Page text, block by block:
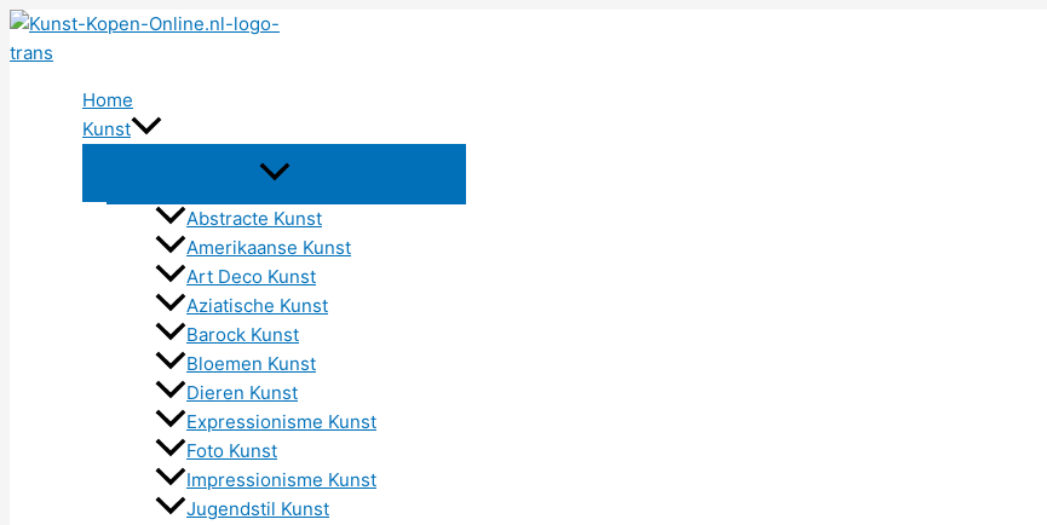
Ga
naar
Home
Kunst
Abstracte Kunst
Amerikaanse Kunst
Art Deco Kunst
Aziatische Kunst
Barock Kunst
Bloemen Kunst
Dieren Kunst
Expressionisme Kunst
Foto Kunst
Impressionisme Kunst
Jugendstil Kunst